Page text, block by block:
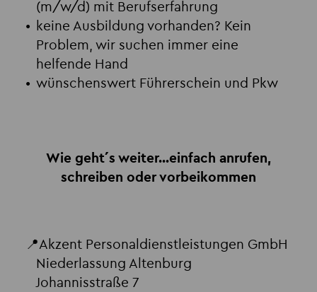
(m/w/d) mit Berufserfahrung
keine Ausbildung vorhanden? Kein
Problem, wir suchen immer eine
helfende Hand
wünschenswert Führerschein und Pkw
Wie geht´s weiter...einfach anrufen,
schreiben oder vorbeikommen
📍Akzent Personaldienstleistungen GmbH
Niederlassung Altenburg
Johannisstraße 7